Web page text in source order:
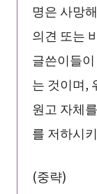
명은 사망
의견 또는
글쓴이들
는 것이며,
원고 자체
를 저하시
(중략)